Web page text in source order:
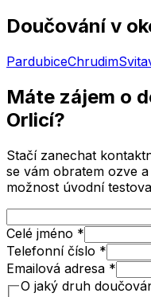
Doučování v
PardubiceChrudim
Máte zájem o
Orlicí?
Stačí zanechat
se vám obratem ozve
možnost úvodní
Celé jméno *
Telefonní číslo *
Emailová adresa *
O jaký druh